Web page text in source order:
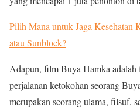
Pilih Mana untuk Jaga Kesehatan
atau Sunblock?
Adapun, film Buya Hamka
perjalanan ketokohan seorang
merupakan seorang ulama, filsuf,